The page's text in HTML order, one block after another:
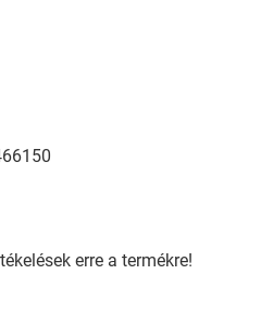
erre a termékre!